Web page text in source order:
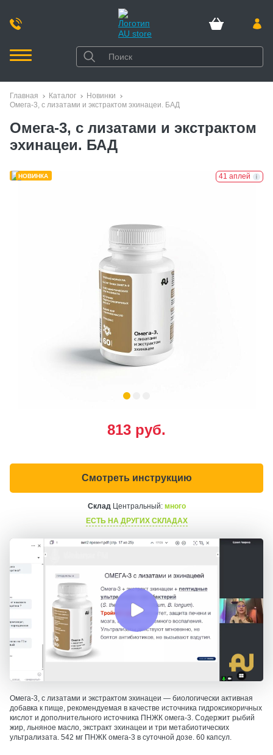
Главная Каталог
Новинки
Омега-3, с лизатами и экстрактом эхинацеи. БАД
Омега-3, с лизатами и экстрактом
эхинацеи. БАД
41 аплей
Омега-3, с лизатами и экстрактом эхинацеи — биологически активная
добавка к пище, рекомендуемая в качестве источника гидроксикоричных
кислот и дополнительного источника ПНЖК омега-3. Содержит рыбий
жир, льняное масло, экстракт эхинацеи и три метабиотических
ультрализата. 542 мг ПНЖК омега-3 в суточной дозе. 60 капсул.
813 руб.
Смотреть инструкцию
СкладЦентральный: много
ЕСТЬ НА ДРУГИХ СКЛАДАХ